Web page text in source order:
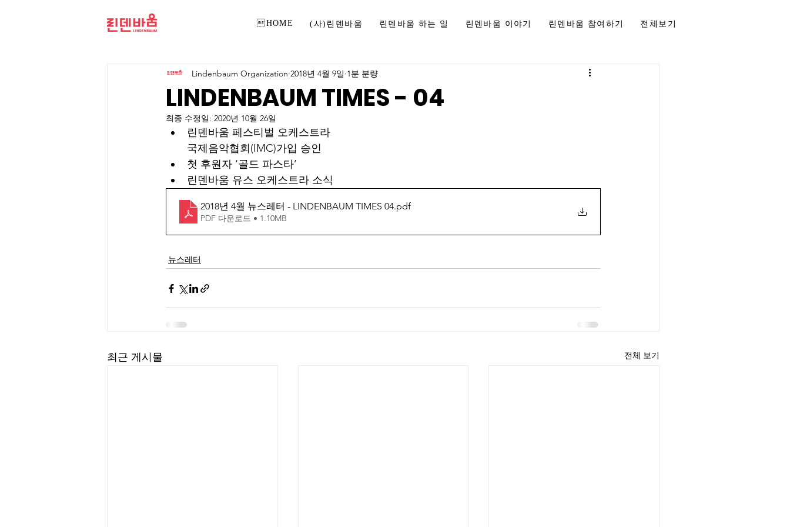
HOME (사)린덴바움 린덴바움 하는 일 린덴바움 이야기 린덴바움 참여하기 전체보기
LINDENBAUM TIMES - 04
Lindenbaum Organization 2018년 4월 9일 1분 분량
최종 수정일: 2020년 10월 26일
린덴바움 페스티벌 오케스트라
국제음악협회(IMC)가입 승인
첫 후원자 ‘골드 파스타’
린덴바움 유스 오케스트라 소식
2018년 4월 뉴스레터 - LINDENBAUM TIMES 04.pdf
PDF 다운로드 • 1.10MB
뉴스레터
최근 게시물 전체 보기